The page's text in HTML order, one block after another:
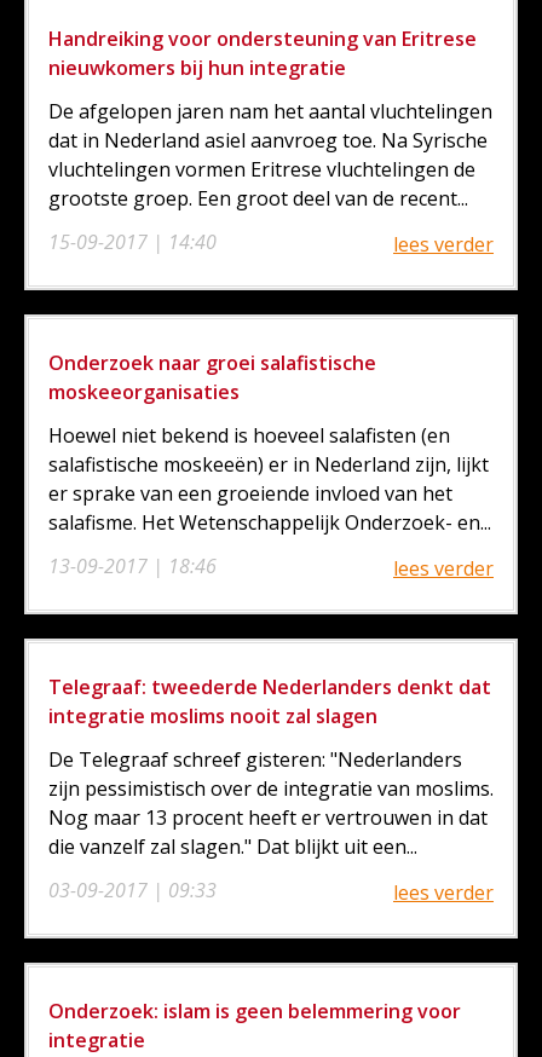
Handreiking voor ondersteuning van Eritrese
nieuwkomers bij hun integratie
15-09-2017 | 14:40
De afgelopen jaren nam het aantal vluchtelingen
dat in Nederland asiel aanvroeg toe. Na Syrische
vluchtelingen vormen Eritrese vluchtelingen de
grootste groep. Een groot deel van de recent...
lees verder
Onderzoek naar groei salafistische
moskeeorganisaties
13-09-2017 | 18:46
Hoewel niet bekend is hoeveel salafisten (en
salafistische moskeeën) er in Nederland zijn, lijkt
er sprake van een groeiende invloed van het
salafisme. Het Wetenschappelijk Onderzoek- en...
lees verder
Telegraaf: tweederde Nederlanders denkt dat
integratie moslims nooit zal slagen
03-09-2017 | 09:33
De Telegraaf schreef gisteren: "Nederlanders
zijn pessimistisch over de integratie van moslims.
Nog maar 13 procent heeft er vertrouwen in dat
die vanzelf zal slagen." Dat blijkt uit een...
lees verder
Onderzoek: islam is geen belemmering voor
integratie